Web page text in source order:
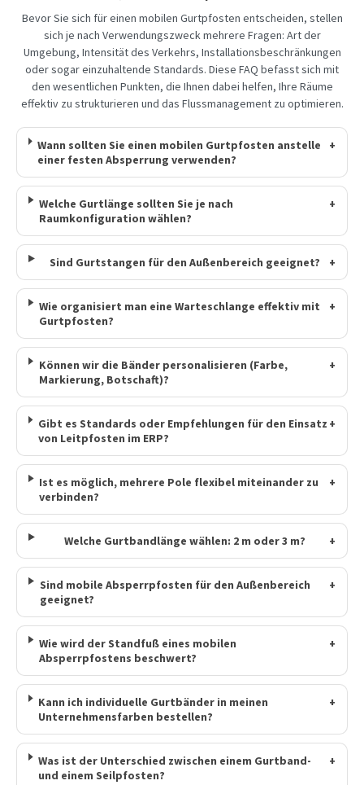
Bevor Sie sich für einen mobilen Gurtpfosten entscheiden, stellen
sich je nach Verwendungszweck mehrere Fragen: Art der
Umgebung, Intensität des Verkehrs, Installationsbeschränkungen
oder sogar einzuhaltende Standards. Diese FAQ befasst sich mit
den wesentlichen Punkten, die Ihnen dabei helfen, Ihre Räume
effektiv zu strukturieren und das Flussmanagement zu optimieren.
Wann sollten Sie einen mobilen Gurtpfosten anstelle
einer festen Absperrung verwenden?
+
Welche Gurtlänge sollten Sie je nach
Raumkonfiguration wählen?
+
Sind Gurtstangen für den Außenbereich geeignet? +
Wie organisiert man eine Warteschlange effektiv mit
Gurtpfosten?
+
Können wir die Bänder personalisieren (Farbe,
Markierung, Botschaft)?
+
Gibt es Standards oder Empfehlungen für den Einsatz
von Leitpfosten im ERP?
+
Ist es möglich, mehrere Pole flexibel miteinander zu
verbinden?
+
Welche Gurtbandlänge wählen: 2 m oder 3 m? +
Sind mobile Absperrpfosten für den Außenbereich
geeignet?
+
Wie wird der Standfuß eines mobilen
Absperrpfostens beschwert?
+
Kann ich individuelle Gurtbänder in meinen
Unternehmensfarben bestellen?
+
Was ist der Unterschied zwischen einem Gurtband-
und einem Seilpfosten?
+